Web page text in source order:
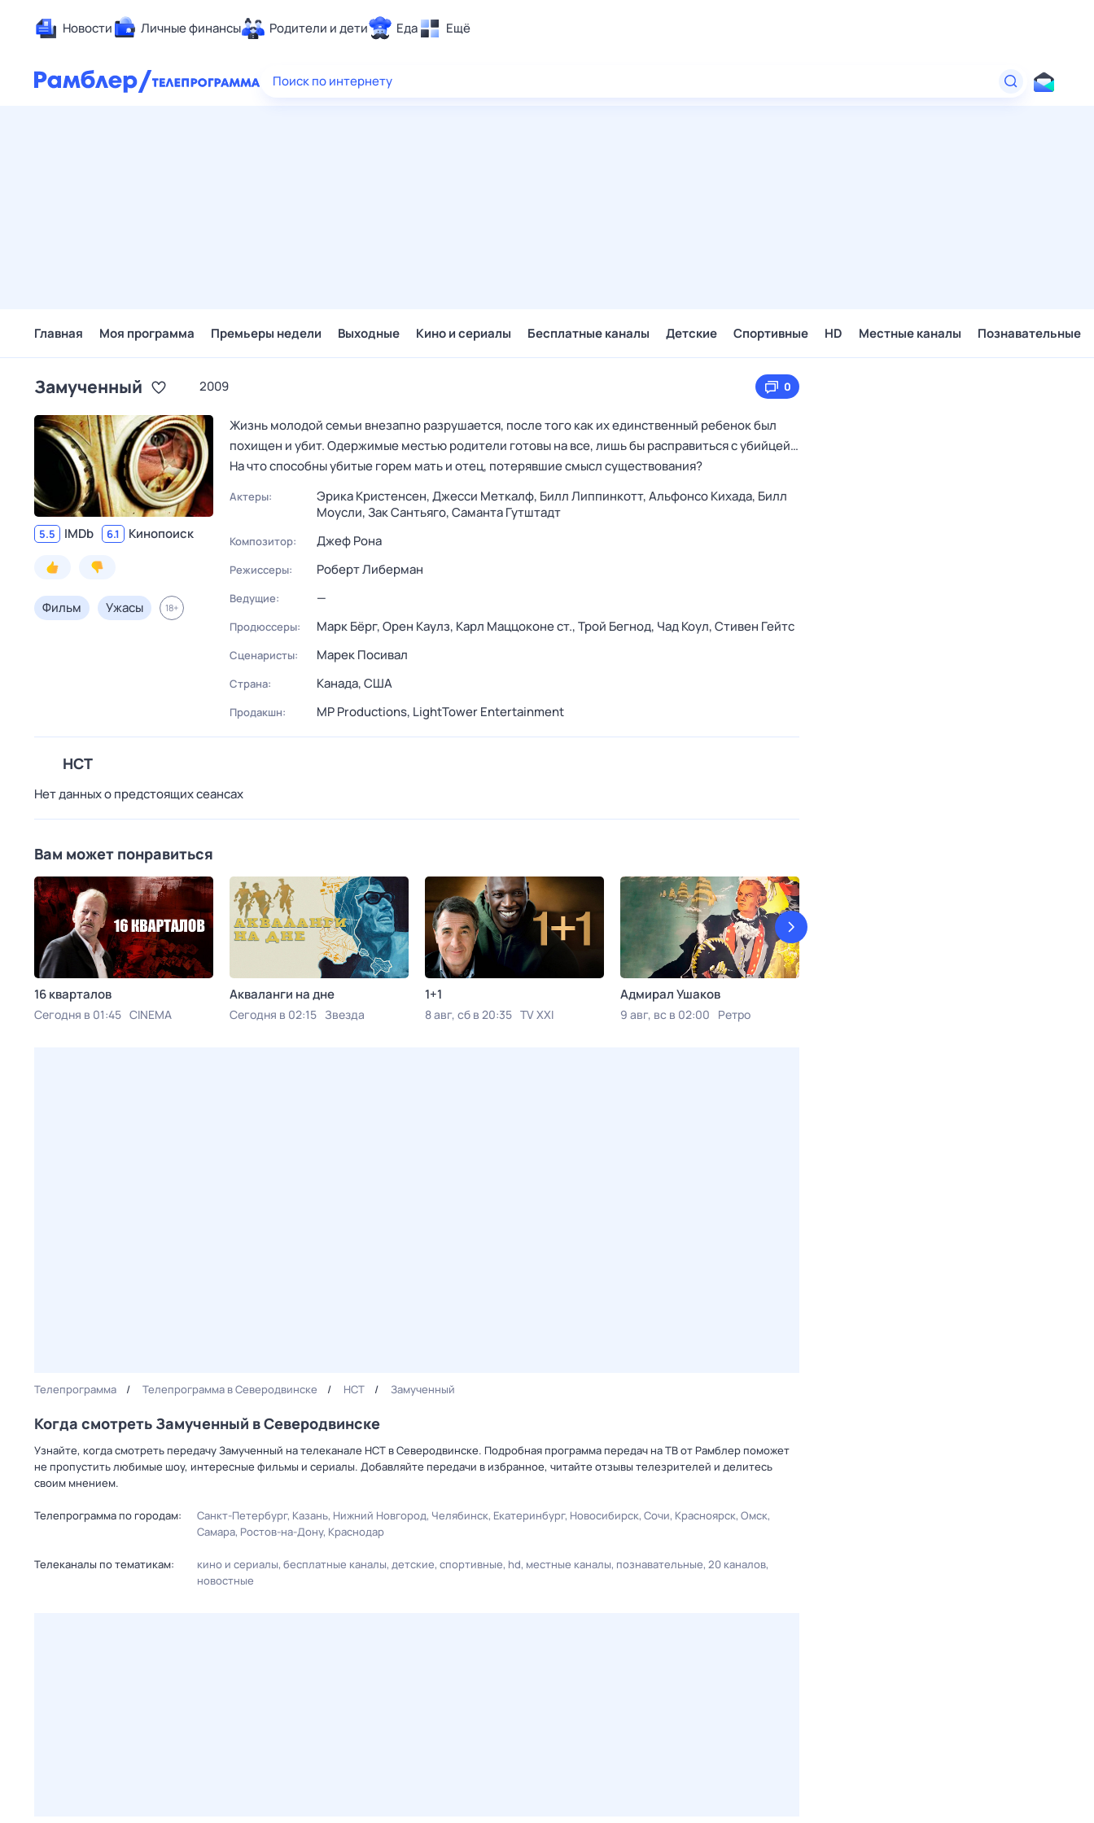
Новости Личные финансы Родители и дети Еда Ещё
Здоровье
Поиск по интернету
Главная Моя программа Премьеры недели Выходные Кино и сериалы Бесплатные каналы Детские Спортивные HD Местные каналы Познавательные
Замученный 2009 0
5.5 IMDb 6.1 Кинопоиск
Фильм Ужасы 18+
Жизнь молодой семьи внезапно разрушается, после того как их единственный ребенок был
похищен и убит. Одержимые местью родители готовы на все, лишь бы расправиться с убийцей…
На что способны убитые горем мать и отец, потерявшие смысл существования?
Актеры: Эрика Кристенсен,Джесси Меткалф, Билл Липпинкотт,Альфонсо Кихада, Билл
Моусли,Зак Сантьяго,Саманта Гутштадт
Композитор: Джеф Рона
Режиссеры: Роберт Либерман
Ведущие: —
Продюссеры: Марк Бёрг,Орен Каулз, Карл Маццоконе ст.,Трой Бегнод, Чад Коул,Стивен Гейтс
Сценаристы: Марек Посивал
Страна: Канада,США
Продакшн: MP Productions, LightTower Entertainment
НСТ
Нет данных о предстоящих сеансах
Вам может понравиться
16 кварталов
Сегодня в 01:45 CINEMA
Акваланги на дне
Сегодня в 02:15 Звезда
1+1
8 авг, сб в 20:35 TV XXI
Адмирал Ушаков
9 авг, вс в 02:00 Ретро
Телепрограмма Телепрограмма в Северодвинске НСТ Замученный
Когда смотреть Замученный в Северодвинске
Узнайте, когда смотреть передачу Замученный на телеканале НСТ в Северодвинске. Подробная программа передач на ТВ от Рамблер поможет
не пропустить любимые шоу, интересные фильмы и сериалы. Добавляйте передачи в избранное, читайте отзывы телезрителей и делитесь
своим мнением.
Телепрограмма по городам: Санкт-Петербург Казань Нижний Новгород Челябинск Екатеринбург Новосибирск Сочи Красноярск Омск
Самара Ростов-на-Дону Краснодар
Телеканалы по тематикам: кино и сериалы бесплатные каналы детские спортивные hd местные каналы познавательные 20 каналов
новостные